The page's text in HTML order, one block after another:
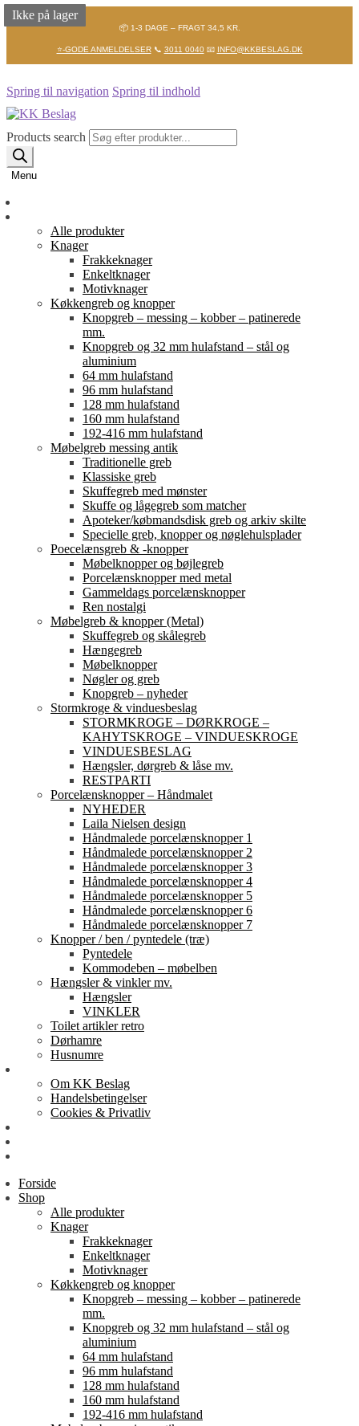
📦 1-3 DAGE – FRAGT 34,5 KR.
⭐-GODE ANMELDELSER📞 3011 0040📧 INFO@KKBESLAG.DK
Spring til navigation Spring til indhold
Products search
Menu
Alle produkter
Knager
Frakkeknager
Enkeltknager
Motivknager
Køkkengreb og knopper
Knopgreb – messing – kobber – patinerede
mm.
Knopgreb og 32 mm hulafstand – stål og
aluminium
64 mm hulafstand
96 mm hulafstand
128 mm hulafstand
160 mm hulafstand
192-416 mm hulafstand
Møbelgreb messing antik
Traditionelle greb
Klassiske greb
Skuffegreb med mønster
Skuffe og lågegreb som matcher
Apoteker/købmandsdisk greb og arkiv skilte
Specielle greb, knopper og nøglehulsplader
Poecelænsgreb & -knopper
Møbelknopper og bøjlegreb
Porcelænsknopper med metal
Gammeldags porcelænsknopper
Ren nostalgi
Møbelgreb & knopper (Metal)
Skuffegreb og skålegreb
Hængegreb
Møbelknopper
Nøgler og greb
Knopgreb – nyheder
Stormkroge & vinduesbeslag
STORMKROGE – DØRKROGE –
KAHYTSKROGE – VINDUESKROGE
VINDUESBESLAG
Hængsler, dørgreb & låse mv.
RESTPARTI
Porcelænsknopper – Håndmalet
NYHEDER
Laila Nielsen design
Håndmalede porcelænsknopper 1
Håndmalede porcelænsknopper 2
Håndmalede porcelænsknopper 3
Håndmalede porcelænsknopper 4
Håndmalede porcelænsknopper 5
Håndmalede porcelænsknopper 6
Håndmalede porcelænsknopper 7
Knopper / ben / pyntedele (træ)
Pyntedele
Kommodeben – møbelben
Hængsler & vinkler mv.
Hængsler
VINKLER
Toilet artikler retro
Dørhamre
Husnumre
Om KK Beslag
Handelsbetingelser
Cookies & Privatliv
Forside
Shop
Alle produkter
Knager
Frakkeknager
Enkeltknager
Motivknager
Køkkengreb og knopper
Knopgreb – messing – kobber – patinerede
mm.
Knopgreb og 32 mm hulafstand – stål og
aluminium
64 mm hulafstand
96 mm hulafstand
128 mm hulafstand
160 mm hulafstand
192-416 mm hulafstand
Ikke på lager
Ikke på lager
Ikke på lager